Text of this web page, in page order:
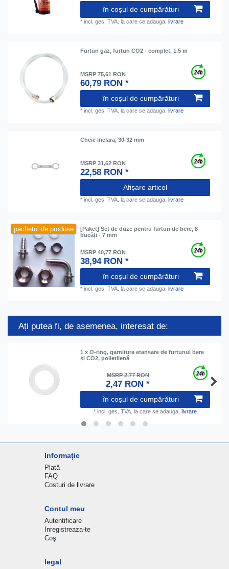
în coșul de cumpărături
*incl. ges. TVA. la care se adauga. livrare
Furtun gaz, furtun CO2 - complet, 1.5 m
MSRP 75,61 RON
60,79 RON *
în coșul de cumpărături
*incl. ges. TVA. la care se adauga.livrare
Cheie inelara, 30-32 mm
MSRP 31,62 RON
22,58 RON *
Afișare articol
*incl. ges. TVA. la care se adauga.livrare
pachetul de produse
[Paket] Set de duze pentru furtun de bere, 8
bucăți - 7 mm
MSRP 40,77 RON
38,94 RON *
în coșul de cumpărături
*incl. ges. TVA. la care se adauga.livrare
Ați putea fi, de asemenea, interesat de:
1 x O-ring, garnitura etansare de furtunul bere
și CO2, polietilenă
MSRP 2,77 RON
2,47 RON *
în coșul de cumpărături
* incl. ges. TVA. la care se adauga. livrare
Informație
Plată
FAQ
Costuri de livrare
Contul meu
Autentificare
Inregistreaza-te
Coş
legal